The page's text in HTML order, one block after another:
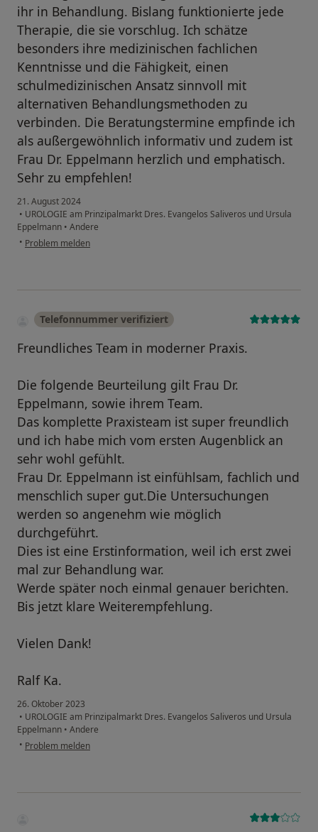
ihr in Behandlung. Bislang funktionierte jede
Therapie, die sie vorschlug. Ich schätze
besonders ihre medizinischen fachlichen
Kenntnisse und die Fähigkeit, einen
schulmedizinischen Ansatz sinnvoll mit
alternativen Behandlungsmethoden zu
verbinden. Die Beratungstermine empfinde ich
als außergewöhnlich informativ und zudem ist
Frau Dr. Eppelmann herzlich und emphatisch.
Sehr zu empfehlen!
21. August 2024
• UROLOGIE am Prinzipalmarkt Dres. Evangelos Saliveros und Ursula
Eppelmann • Andere
• Problem melden
Telefonnummer verifiziert
Freundliches Team in moderner Praxis.
Die folgende Beurteilung gilt Frau Dr.
Eppelmann, sowie ihrem Team.
Das komplette Praxisteam ist super freundlich
und ich habe mich vom ersten Augenblick an
sehr wohl gefühlt.
Frau Dr. Eppelmann ist einfühlsam, fachlich und
menschlich super gut.Die Untersuchungen
werden so angenehm wie möglich
durchgeführt.
Dies ist eine Erstinformation, weil ich erst zwei
mal zur Behandlung war.
Werde später noch einmal genauer berichten.
Bis jetzt klare Weiterempfehlung.
Vielen Dank!
Ralf Ka.
26. Oktober 2023
• UROLOGIE am Prinzipalmarkt Dres. Evangelos Saliveros und Ursula
Eppelmann • Andere
• Problem melden